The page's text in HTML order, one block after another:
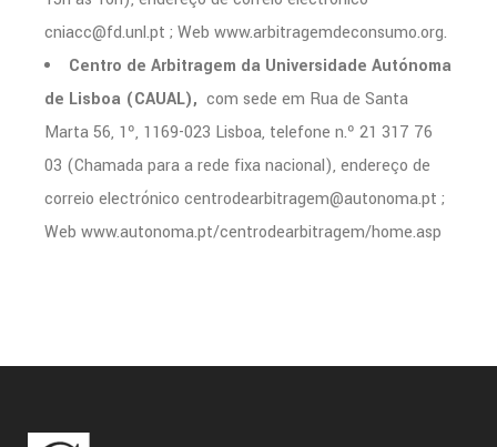
cniacc@fd.unl.pt ; Web www.arbitragemdeconsumo.org.
Centro de Arbitragem da Universidade Autónoma
de Lisboa (CAUAL), com sede em Rua de Santa
Marta 56, 1º, 1169-023 Lisboa, telefone n.º 21 317 76
03 (Chamada para a rede fixa nacional), endereço de
correio electrónico centrodearbitragem@autonoma.pt ;
Web www.autonoma.pt/centrodearbitragem/home.asp